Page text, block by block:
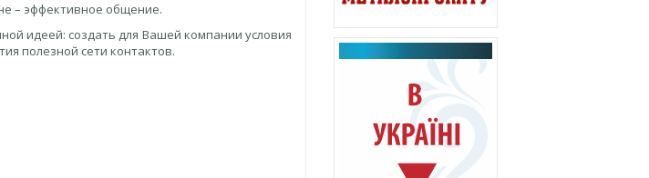
– эффективное общение.
идеей: создать для Вашей компании условия
полезной сети контактов.